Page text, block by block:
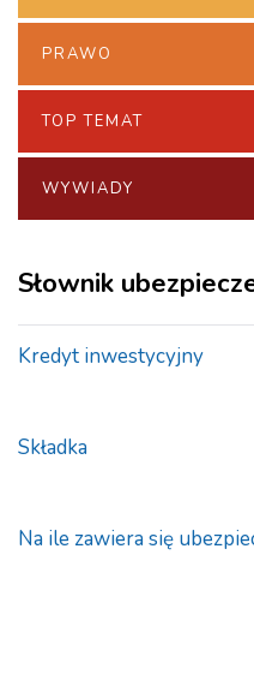
PRAWO
TOP TEMAT
WYWIADY
Słownik
Kredyt inwestycyjny
Składka
Na ile zawiera się